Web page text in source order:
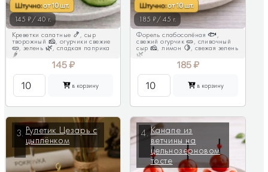
Штучно:от10 шт.
145 ₽/ 40 г.
Креветки салатные 🍤, сыр
творожный 🧀, огурчики свежие
🥒, зелень 🌿, сладкая паприка
🌶
145₽
в корзину
Штучно:от10 шт.
185 ₽/ 45 г.
Форель слабосолёная 🐟,
свежий огурчик 🥒, сливочный
сыр 🧀, лимон 🍋, свежая зелень
🌿
185₽
в корзину
3. Рулетик Цезарь с
цыплёнком
4.Канапе из
ветчины на
цельнозерновом
тосте